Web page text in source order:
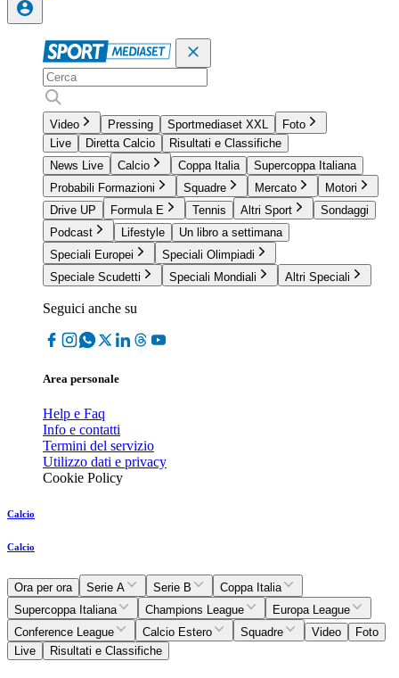
Video Pressing Sportmediaset XXL
Foto
Live
Diretta Calcio
Risultati e Classifiche
News Live
Calcio Coppa Italia
Supercoppa Italiana
Probabili Formazioni
Squadre Mercato
Motori
Drive UP
Formula E Tennis Altri Sport
Sondaggi
Podcast
Lifestyle
Un libro a settimana
Speciali Europei
Speciali Olimpiadi
Speciale Scudetti
Speciali Mondiali Altri Speciali
Seguici anche su
Area personale
Help e Faq
Info e contatti
Termini del servizio
Utilizzo dati e privacy
Cookie Policy
Calcio
Calcio
Ora per ora Serie A Serie B
Coppa Italia
Supercoppa Italiana
Champions League
Europa League
Conference League
Calcio Estero Squadre Video
Foto
Live
Risultati e Classifiche